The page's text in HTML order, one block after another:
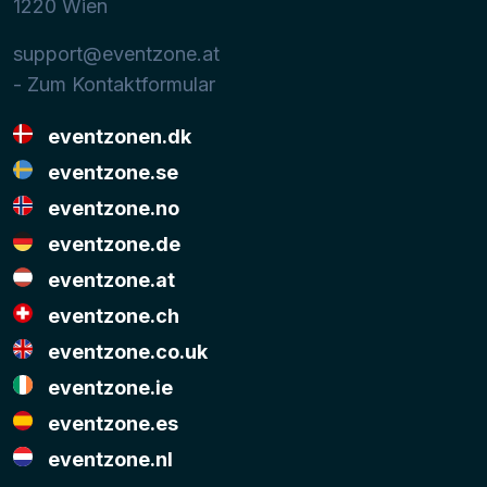
1220 Wien
support@eventzone.at
- Zum Kontaktformular
eventzonen.dk
eventzone.se
eventzone.no
eventzone.de
eventzone.at
eventzone.ch
eventzone.co.uk
eventzone.ie
eventzone.es
eventzone.nl